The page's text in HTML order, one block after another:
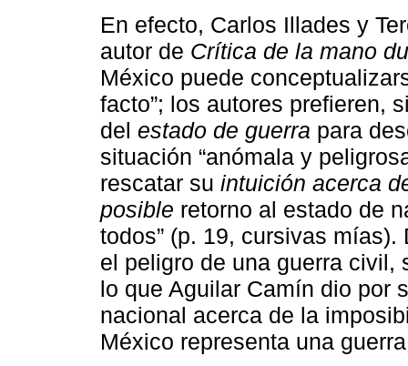
En efecto, Carlos Illades y
autor de Crítica de la mano
México puede
facto”; los autores prefieren,
del estado de guerra para
situación “anómala y
rescatar su intuición acerca
posible retorno al estado de
todos” (p. 19, cursivas
el peligro de una guerra
lo que Aguilar Camín dio por
nacional acerca de la
México representa una